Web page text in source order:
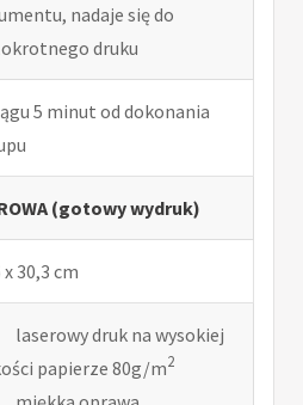
nadaje się do
druku
5 minut od dokonania
(gotowy wydruk)
x 30,3 cm
laserowy druk na wysokiej
papierze 80g/m2